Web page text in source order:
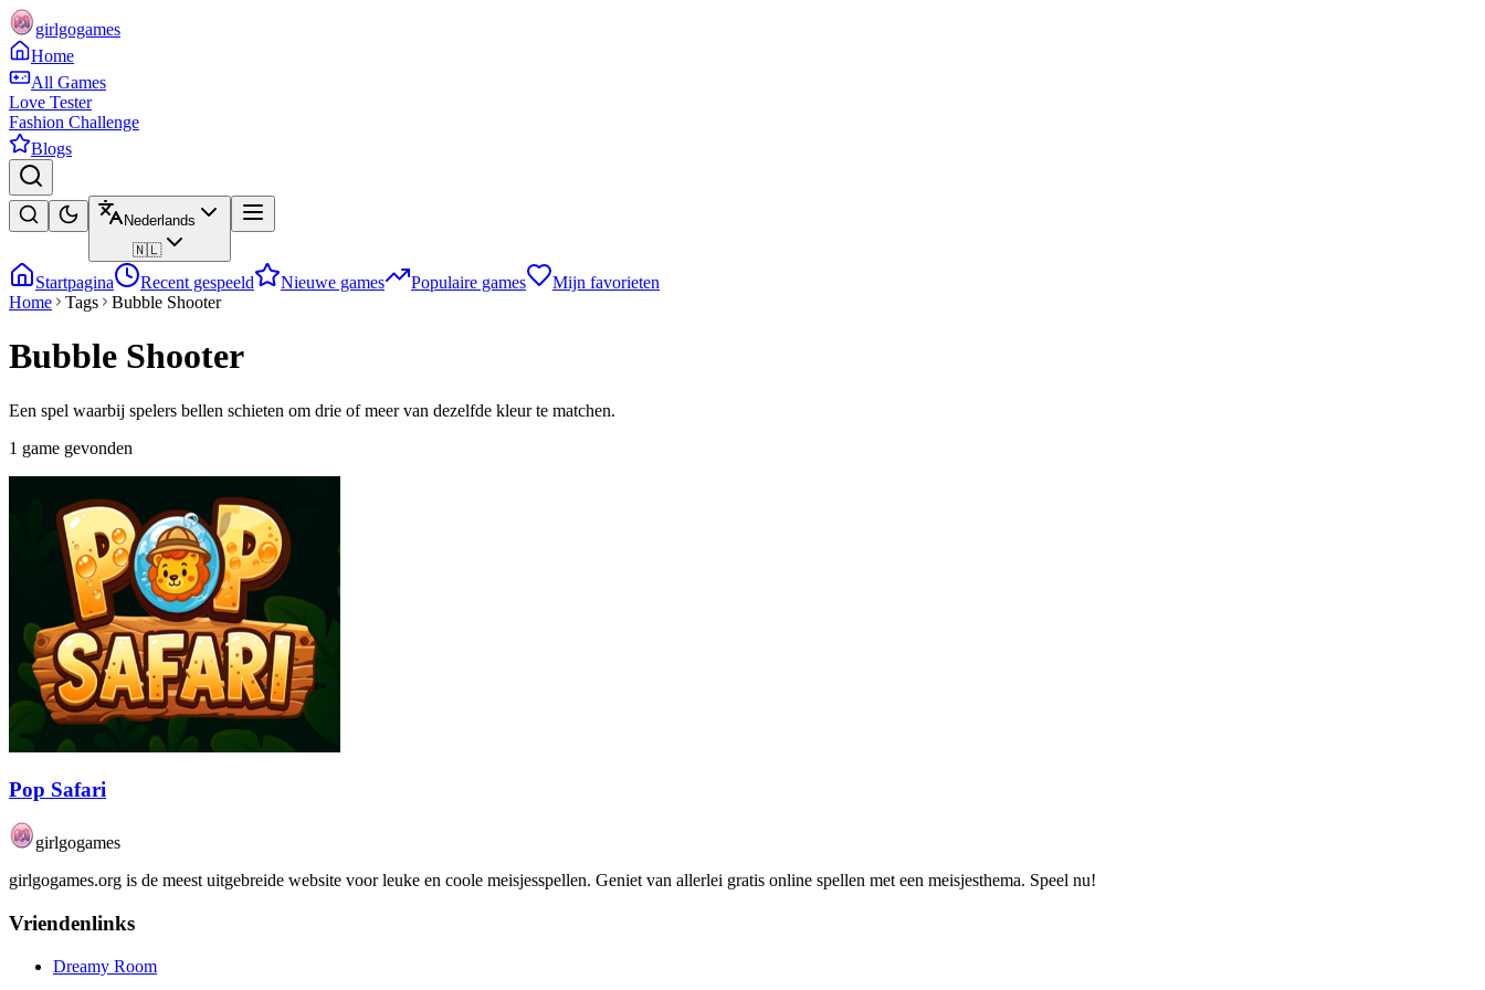
girlgogames
Home
All Games
Love Tester
Fashion Challenge
Blogs
Nederlands
🇳🇱
Startpagina Recent gespeeld Nieuwe games Populaire games
Mijn favorieten
Home
Tags Bubble Shooter
Bubble Shooter
Een spel waarbij spelers bellen schieten om drie of meer van dezelfde kleur te matchen.
1 game gevonden
Pop Safari
girlgogames
girlgogames.org is de meest uitgebreide website voor leuke en coole meisjesspellen. Geniet van allerlei gratis online spellen met een meisjesthema. Speel nu!
Vriendenlinks
Dreamy Room